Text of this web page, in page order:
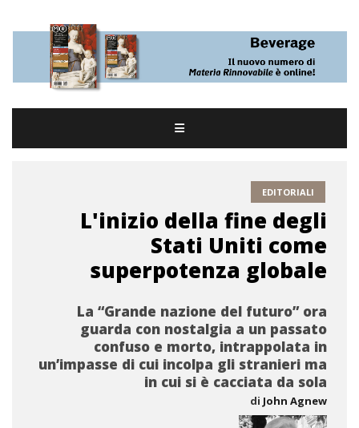
EDITORIALI
L'inizio della fine degli
Stati Uniti come
superpotenza globale
La “Grande nazione del futuro” ora
guarda con nostalgia a un passato
confuso e morto, intrappolata in
un’impasse di cui incolpa gli stranieri ma
in cui si è cacciata da sola
di John Agnew